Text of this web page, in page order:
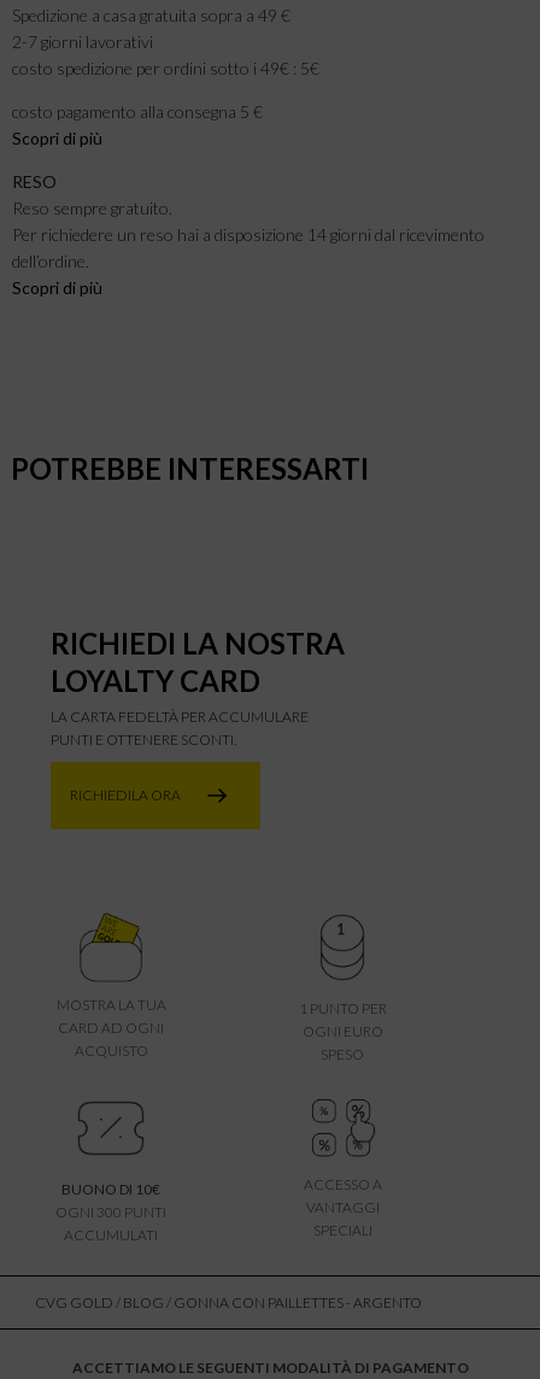
Spedizione a casa gratuita sopra a 49 €
2-7 giorni lavorativi
costo spedizione per ordini sotto i 49€ : 5€
costo pagamento alla consegna 5 €
Scopri di più
RESO
Reso sempre gratuito.
Per richiedere un reso hai a disposizione 14 giorni dal ricevimento
dell’ordine.
Scopri di più
POTREBBE INTERESSARTI
RICHIEDI LA NOSTRA
LOYALTY CARD
LA CARTA FEDELTÀ PER ACCUMULARE
PUNTI E OTTENERE SCONTI.
RICHIEDILA ORA
MOSTRA LA TUA
CARD AD OGNI
ACQUISTO
1 PUNTO PER
OGNI EURO
SPESO
BUONO DI 10€
OGNI 300 PUNTI
ACCUMULATI
ACCESSO A
VANTAGGI
SPECIALI
CVG GOLD / BLOG / GONNA CON PAILLETTES - ARGENTO
ACCETTIAMO LE SEGUENTI MODALITÀ DI PAGAMENTO